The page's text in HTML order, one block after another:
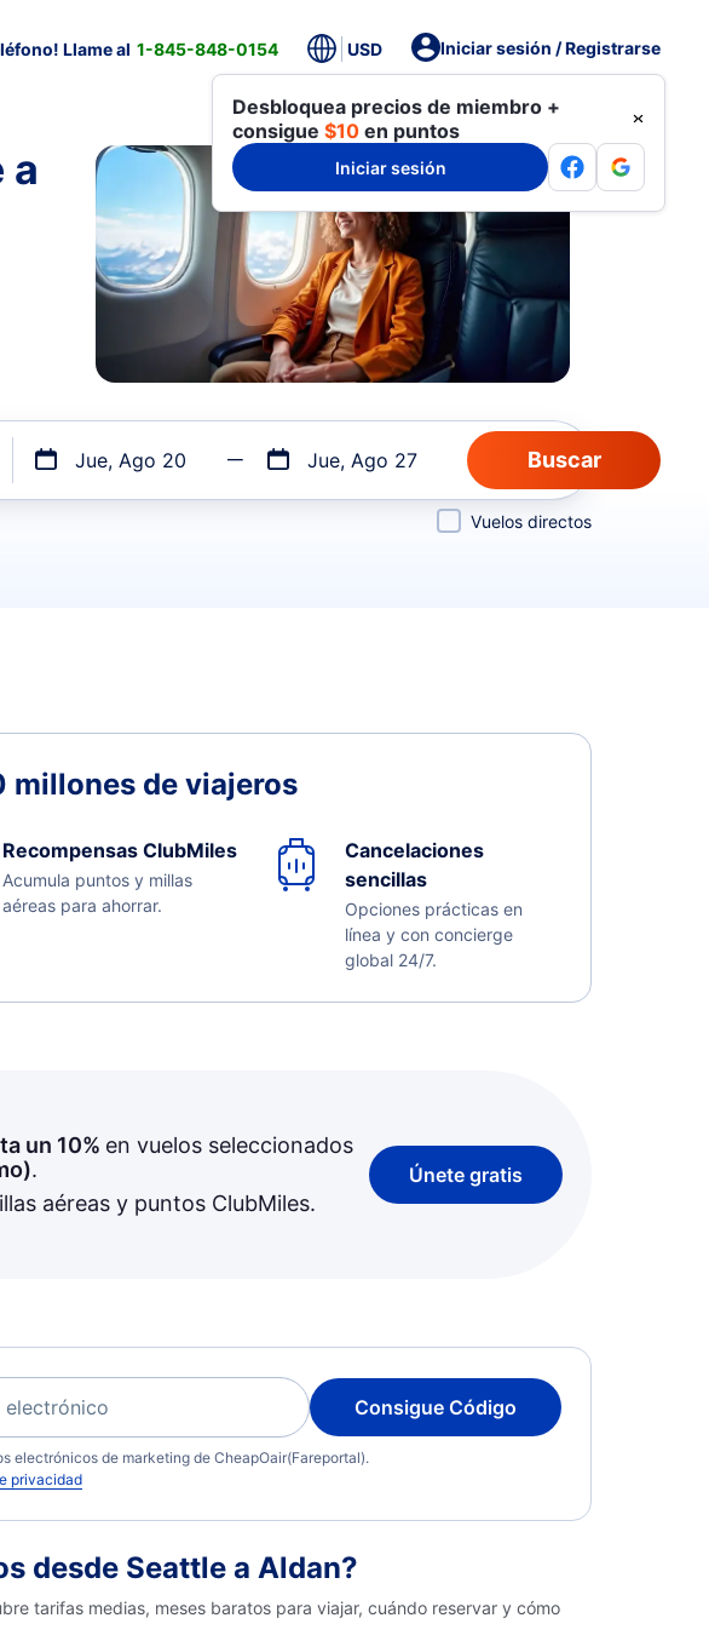
Llame al 1-845-848-0154 USD Iniciar sesión / Registrarse
Desbloquea precios de miembro +
consigue $10 en puntos
Iniciar sesión
a
Jue, Ago 20 Jue, Ago 27
Vuelos directos
millones de viajeros
Recompensas ClubMiles
Acumula puntos y millas
aéreas para ahorrar.
Cancelaciones
sencillas
Opciones prácticas en
línea y con concierge
global 24/7.
un 10% en vuelos seleccionados
.
aéreas y puntos ClubMiles.
Únete gratis
Consigue Código
electrónicos de marketing de CheapOair(Fareportal).
privacidad
desde Seattle a Aldan?
tarifas medias, meses baratos para viajar, cuándo reservar y cómo